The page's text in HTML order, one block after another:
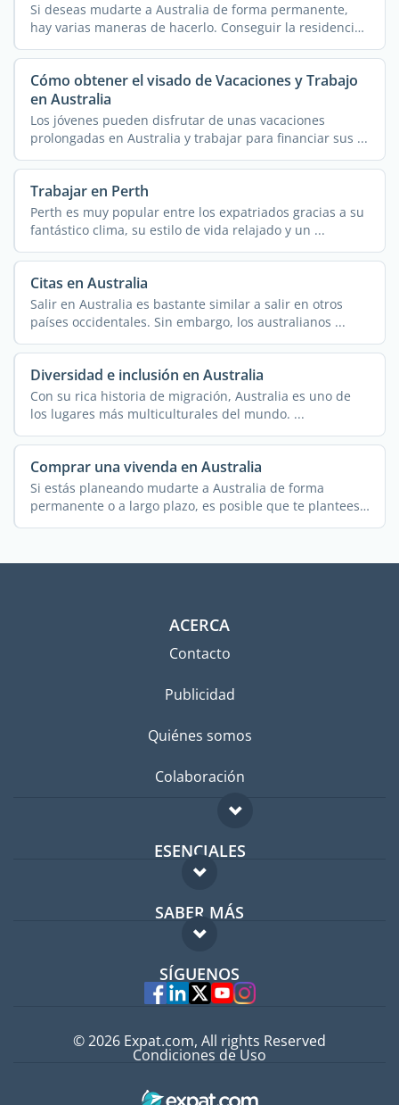
Si deseas mudarte a Australia de forma permanente,
hay varias maneras de hacerlo. Conseguir la residencia
...
Cómo obtener el visado de Vacaciones y Trabajo
en Australia
Los jóvenes pueden disfrutar de unas vacaciones
prolongadas en Australia y trabajar para financiar sus ...
Trabajar en Perth
Perth es muy popular entre los expatriados gracias a su
fantástico clima, su estilo de vida relajado y un ...
Citas en Australia
Salir en Australia es bastante similar a salir en otros
países occidentales. Sin embargo, los australianos ...
Diversidad e inclusión en Australia
Con su rica historia de migración, Australia es uno de
los lugares más multiculturales del mundo. ...
Comprar una vivenda en Australia
Si estás planeando mudarte a Australia de forma
permanente o a largo plazo, es posible que te plantees
...
ACERCA
Contacto
Publicidad
Quiénes somos
Colaboración
ESENCIALES
Foro para expatriados
Guía para expatriados
Trabajos en el extranjero
SABER MÁS
FAQ
Expertos
SÍGUENOS
© 2026 Expat.com, All rights Reserved
Condiciones de Uso